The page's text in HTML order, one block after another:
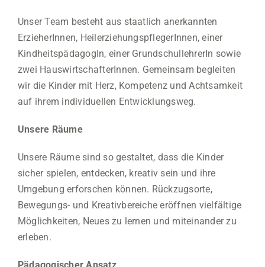
Unser Team besteht aus staatlich anerkannten
ErzieherInnen, HeilerziehungspflegerInnen, einer
KindheitspädagogIn, einer GrundschullehrerIn sowie
zwei HauswirtschafterInnen. Gemeinsam begleiten
wir die Kinder mit Herz, Kompetenz und Achtsamkeit
auf ihrem individuellen Entwicklungsweg.
Unsere Räume
Unsere Räume sind so gestaltet, dass die Kinder
sicher spielen, entdecken, kreativ sein und ihre
Umgebung erforschen können. Rückzugsorte,
Bewegungs- und Kreativbereiche eröffnen vielfältige
Möglichkeiten, Neues zu lernen und miteinander zu
erleben.